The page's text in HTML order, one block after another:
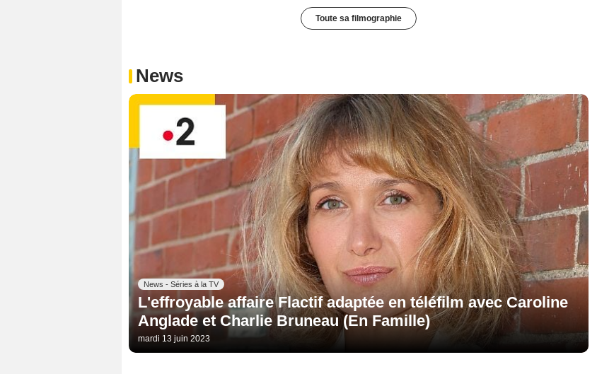
Toute sa filmographie
News
News - Séries à la TV
L'effroyable affaire Flactif adaptée en téléfilm avec Caroline
Anglade et Charlie Bruneau (En Famille)
mardi 13 juin 2023